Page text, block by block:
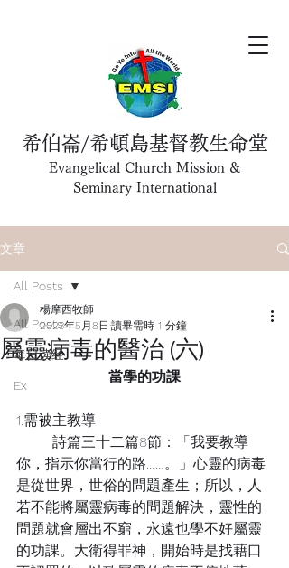
希伯崙/希頓島基督教生命堂
Evangelical Church Mission &
Seminary International
文章
All Posts
每日读经
Ex
All Posts
屬靈病毒的醫治 (六)
楊摩西牧師
2023年5月8日 讀畢需時 1 分鐘
當學的功課
1.需被主教導
你，指示你當行的路……。」心靈的病毒
是從世界，世俗的問題產生；所以，人
若不能將屬靈病毒的問題解決，靈性的
問題就會層出不窮，永遠也學不好屬靈
的功課。大衛得罪神，開始時是找藉口